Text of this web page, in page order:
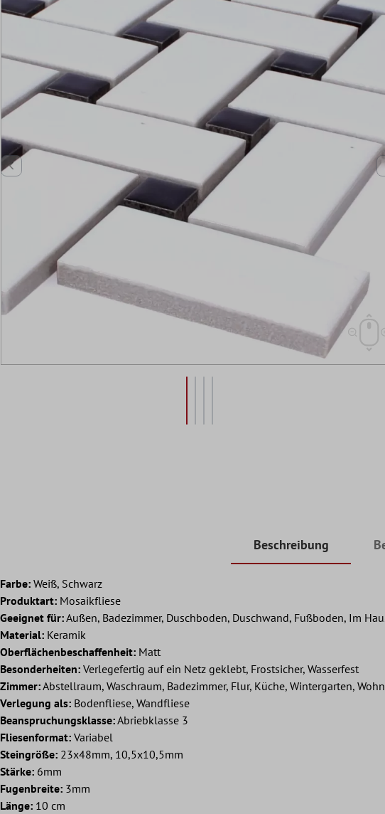
Beschreibung
Farbe: Weiß, Schwarz
Produktart: Mosaikfliese
Geeignet für:Außen, Badezimmer, Duschboden, Duschwand, Fußboden, Im
Material: Keramik
Oberflächenbeschaffenheit: Matt
Besonderheiten: Verlegefertig auf ein Netz geklebt, Frostsicher, Wasserfest
Zimmer:Abstellraum, Waschraum, Badezimmer, Flur, Küche, Wintergarten,
Verlegung als: Bodenfliese, Wandfliese
Beanspruchungsklasse:Abriebklasse 3
Fliesenformat: Variabel
Steingröße: 23x48mm, 10,5x10,5mm
Stärke: 6mm
Fugenbreite: 3mm
Länge: 10 cm